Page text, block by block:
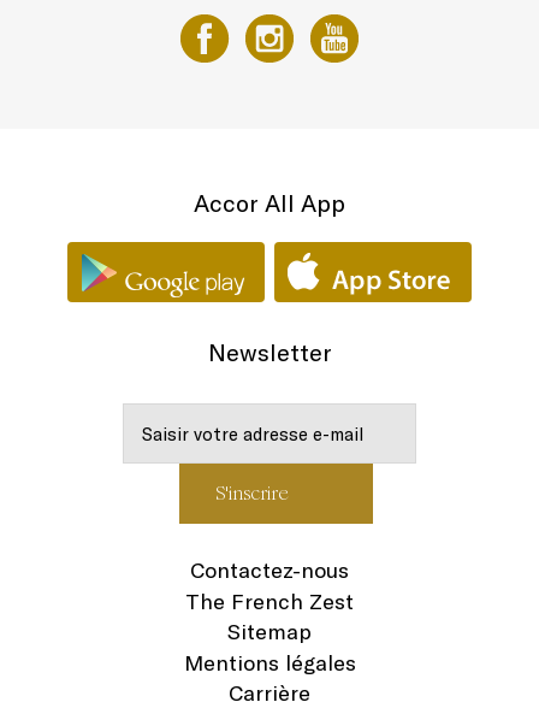
Accor All App
Newsletter
Contactez-nous
The French Zest
Sitemap
Mentions légales
Carrière